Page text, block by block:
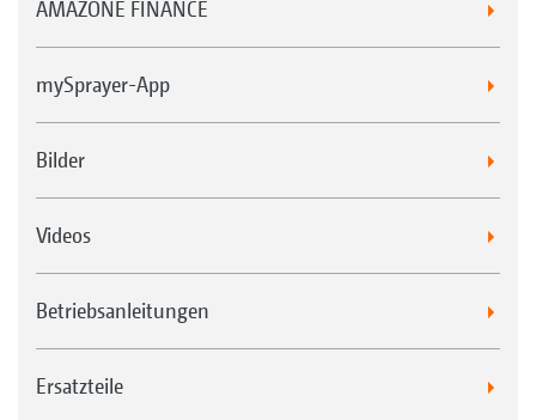
AMAZONE FINANCE
mySprayer-App
Bilder
Videos
Betriebsanleitungen
Ersatzteile